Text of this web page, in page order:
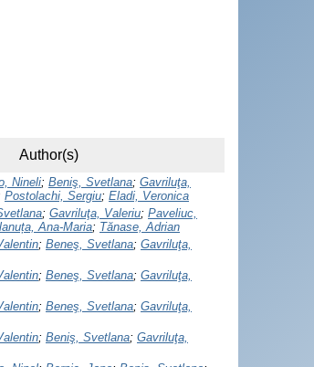
Author(s)
Nineli; Beniş, Svetlana; Gavriluţa,
Postolachi, Sergiu; Eladi, Veronica
; Gavriluţa, Valeriu; Paveliuc,
Ana-Maria; Tănase, Adrian
; Beneş, Svetlana; Gavriluţa,
; Beneş, Svetlana; Gavriluţa,
; Beneş, Svetlana; Gavriluţa,
; Beniş, Svetlana; Gavriluţa,